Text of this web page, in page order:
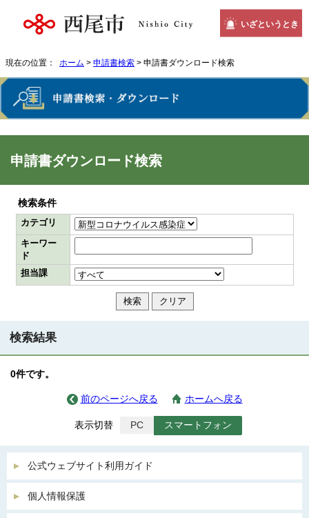
いざというとき
現在の位置： ホーム > 申請書検索 > 申請書ダウンロード検索
申請書ダウンロード検索
検索条件
カテゴリ
キーワー
ド
担当課
検索結果
0件です。
前のページへ戻る ホームへ戻る
表示切替 PC スマートフォン
公式ウェブサイト利用ガイド
個人情報保護